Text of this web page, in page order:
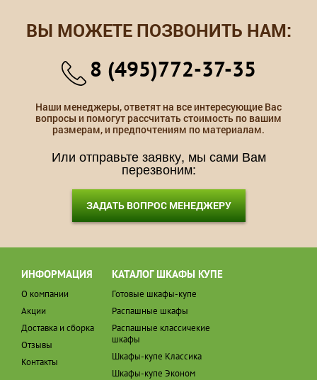
ВЫ МОЖЕТЕ ПОЗВОНИТЬ НАМ:
8 (495)772-37-35
Наши менеджеры, ответят на все интересующие Вас
вопросы и помогут рассчитать стоимость по вашим
размерам, и предпочтениям по материалам.
Или отправьте заявку, мы сами Вам
перезвоним:
ЗАДАТЬ ВОПРОС МЕНЕДЖЕРУ
ИНФОРМАЦИЯ
О компании
Акции
Доставка и сборка
Отзывы
Контакты
КАТАЛОГ ШКАФЫ КУПЕ
Готовые шкафы-купе
Распашные шкафы
Распашные классичекие
шкафы
Шкафы-купе Классика
Шкафы-купе Эконом